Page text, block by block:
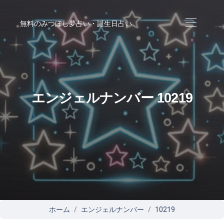
無料のみつぼし夢占い・誕生日占い
エンジェルナンバー 10219
ホーム エンジェルナンバー 10219